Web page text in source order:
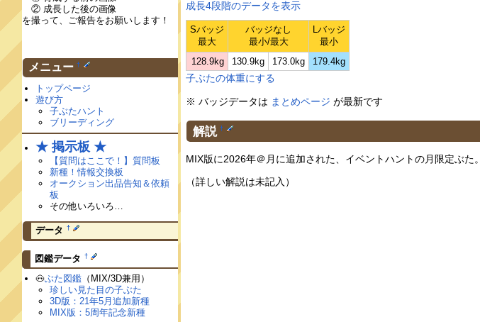
成長4段階のデータを表示
Sバッジ
最大
バッジなし
最小/最大
Lバッジ
最小
128.9kg
130.9kg 173.0kg 179.4kg
子ぶたの体重にする
※ バッジデータは まとめページ が最新です
解説 †
MIX版に2026年＠月に追加された、イベントハントの月限定ぶた。
（詳しい解説は未記入）
② 成長した後の画像
を撮って、ご報告をお願いします！
メニュー †
トップページ
遊び方
子ぶたハント
ブリーディング
★ 掲示板 ★
【質問はここで！】質問板
新種！情報交換板
オークション出品告知＆依頼
板
その他いろいろ…
データ †
図鑑データ †
🐽ぶた図鑑 （MIX/3D兼用）
珍しい見た目の子ぶた
3D版：21年5月追加新種
MIX版：5周年記念新種